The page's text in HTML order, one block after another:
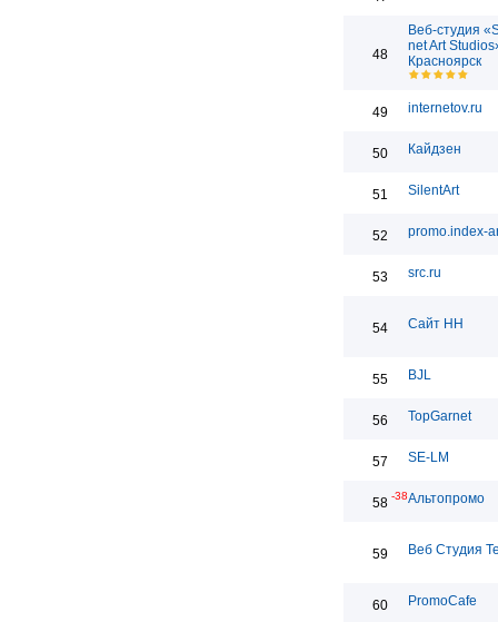
48
Веб-студия
net Art
Красноярск
49 internetov.ru
50 Кайдзен
51 SilentArt
52 promo.index-
53 src.ru
54 Сайт НН
55 BJL
56 TopGarnet
57 SE-LM
58 -38Альтопромо
59 Веб Студия
60 PromoCafe